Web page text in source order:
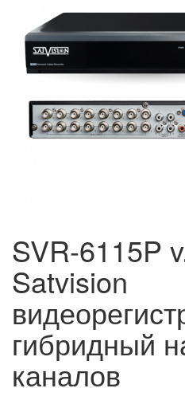
SVR-6115P
Satvision
гибридный
каналов